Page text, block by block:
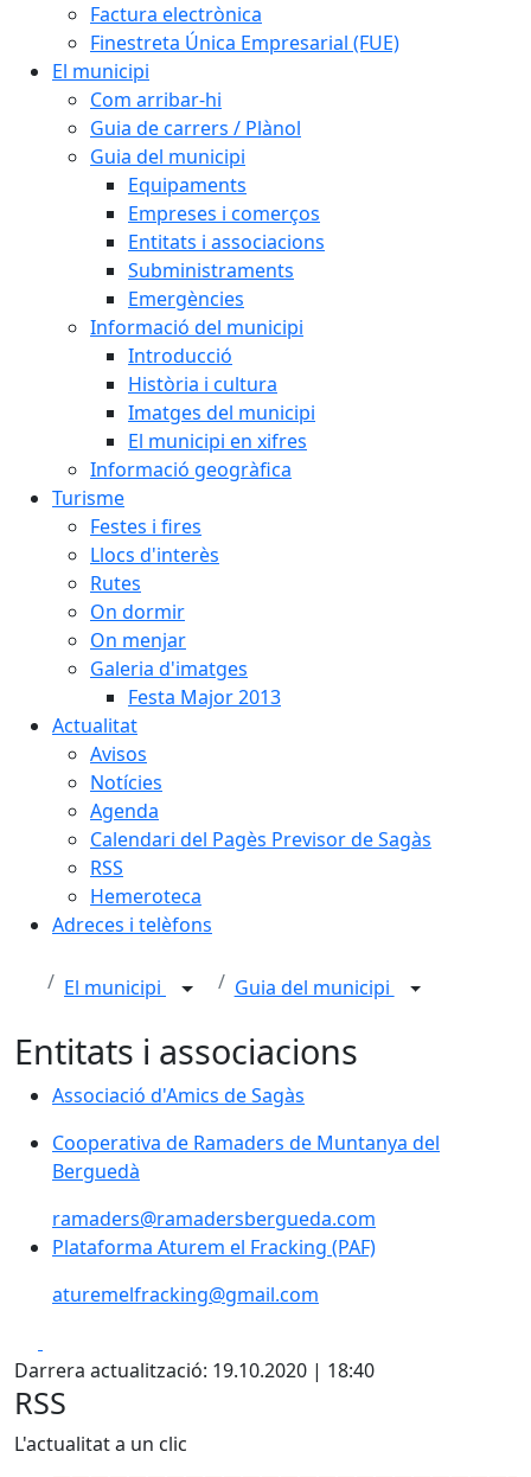
Factura electrònica
Finestreta Única Empresarial (FUE)
El municipi
Com arribar-hi
Guia de carrers / Plànol
Guia del municipi
Equipaments
Empreses i comerços
Entitats i associacions
Subministraments
Emergències
Informació del municipi
Introducció
Història i cultura
Imatges del municipi
El municipi en xifres
Informació geogràfica
Turisme
Festes i fires
Llocs d'interès
Rutes
On dormir
On menjar
Galeria d'imatges
Festa Major 2013
Actualitat
Avisos
Notícies
Agenda
Calendari del Pagès Previsor de Sagàs
RSS
Hemeroteca
Adreces i telèfons
El municipi Guia del municipi
Entitats i associacions
Associació d'Amics de Sagàs
Cooperativa de Ramaders de Muntanya del Berguedà
Cooperativa de Ramaders de Muntanya del
Berguedà
ramaders@ramadersbergueda.com
Plataforma Aturem el Fracking (PAF)
Plataforma Aturem el Fracking (PAF)
aturemelfracking@gmail.com
Darrera actualització: 19.10.2020 | 18:40
RSS
L'actualitat a un clic